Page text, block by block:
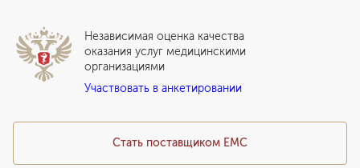
Прайс-лист
Подарочный сертификат EMC
Медицинский туризм
Программы привилегий
Стать поставщиком ЕМС
Независимая оценка качества
оказания услуг медицинскими
организациями
Участвовать в анкетировании